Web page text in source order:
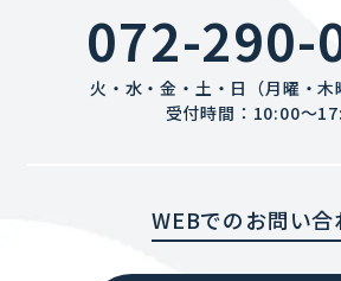
072-290-
火・水・金・土・日（月曜・木
受付時間：10:00〜
WEBでのお問い合